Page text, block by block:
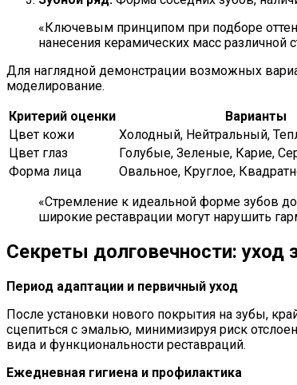
«Ключевым принципом при подборе
нанесения керамических масс различной
Для наглядной демонстрации возможных
моделирование.
Критерий оценки
Варианты
Цвет кожи
Холодный, Нейтральный,
Цвет глаз
Голубые, Зеленые, Карие,
Форма лица
Овальное, Круглое,
«Стремление к идеальной форме зубов
широкие реставрации могут нарушить
Секреты долговечности: уход
Период адаптации и первичный уход
После установки нового покрытия на зубы,
сцепиться с эмалью, минимизируя риск
вида и функциональности реставраций.
Ежедневная гигиена и профилактика